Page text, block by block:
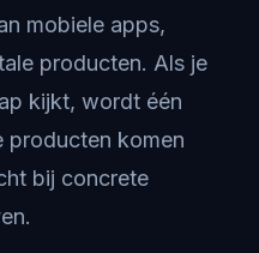
mobiele apps,
producten. Als je
kijkt, wordt één
producten komen
bij concrete